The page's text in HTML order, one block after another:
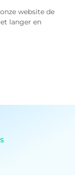
website de
langer en